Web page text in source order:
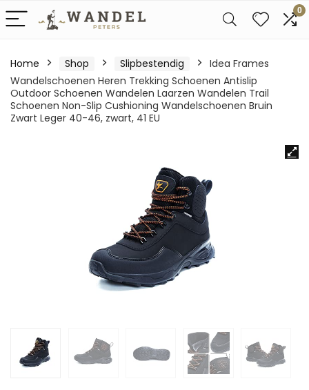
0
Home Shop Slipbestendig
Idea Frames
Wandelschoenen Heren Trekking Schoenen Antislip
Outdoor Schoenen Wandelen Laarzen Wandelen Trail
Schoenen Non-Slip Cushioning Wandelschoenen Bruin
Zwart Leger 40-46, zwart, 41 EU